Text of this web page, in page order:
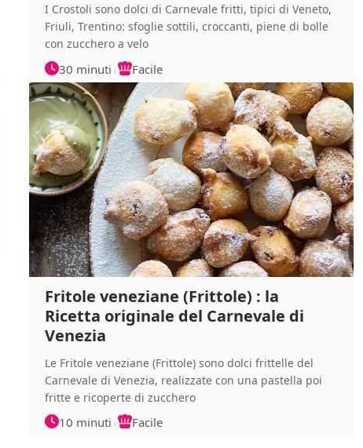
I Crostoli sono dolci di Carnevale fritti, tipici di Veneto,
Friuli, Trentino: sfoglie sottili, croccanti, piene di bolle
con zucchero a velo
30 minuti Facile
Fritole veneziane (Frittole) : la
Ricetta originale del Carnevale di
Venezia
Le Fritole veneziane (Frittole) sono dolci frittelle del
Carnevale di Venezia, realizzate con una pastella poi
fritte e ricoperte di zucchero
10 minuti Facile